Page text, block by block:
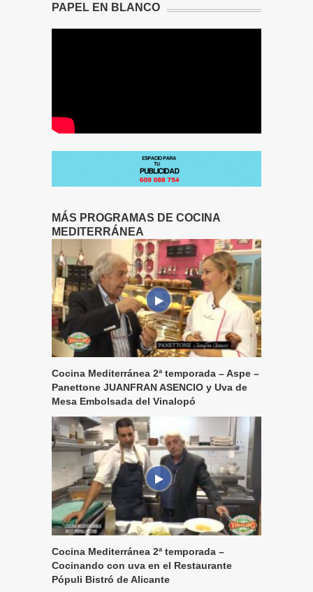
PAPEL EN BLANCO
MÁS PROGRAMAS DE COCINA
MEDITERRÁNEA
Cocina Mediterránea 2ª temporada – Aspe –
Panettone JUANFRAN ASENCIO y Uva de
Mesa Embolsada del Vinalopó
Cocina Mediterránea 2ª temporada –
Cocinando con uva en el Restaurante
Pópuli Bistró de Alicante